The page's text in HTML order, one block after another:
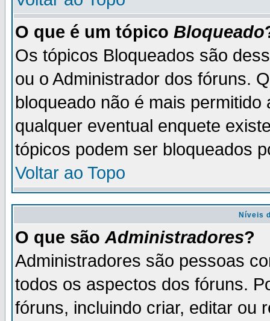
O que é um tópico Bloqueado
Os tópicos Bloqueados são
ou o Administrador dos fóruns.
bloqueado não é mais
qualquer eventual enquete
tópicos podem ser bloqueados
Voltar ao Topo
Níveis
O que são Administradores?
Administradores são pessoas
todos os aspectos dos fóruns.
fóruns, incluindo criar, editar ou